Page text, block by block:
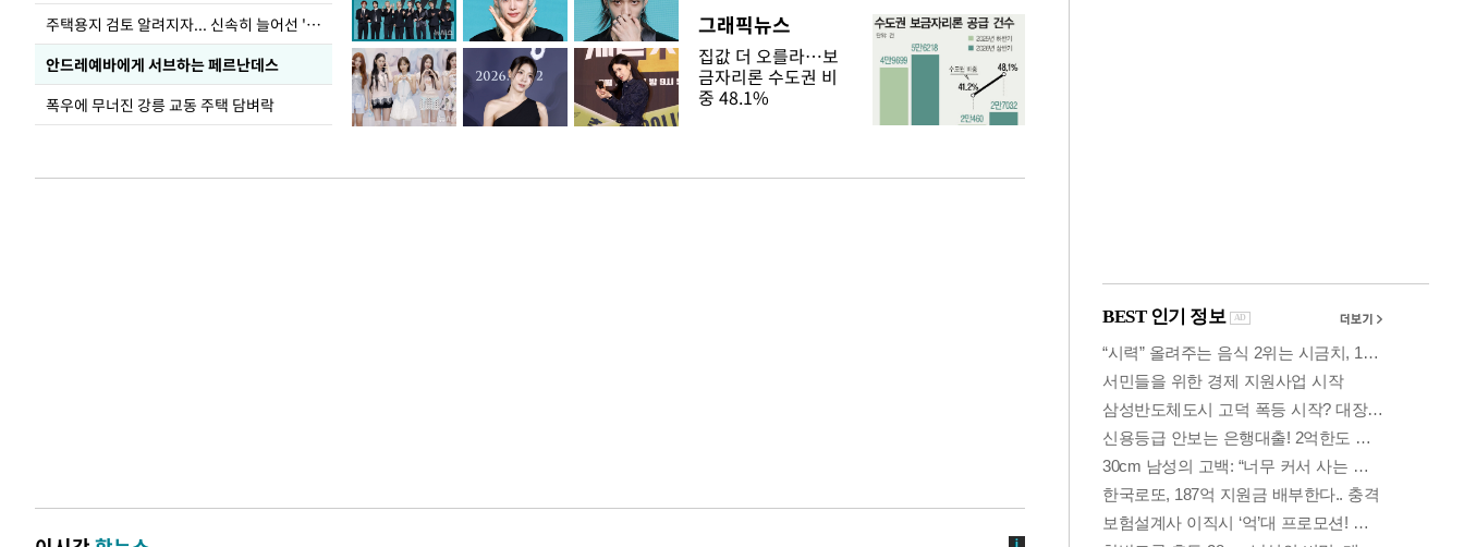
주택용지 검토 알려지자... 신속히 늘어선 '근조화환'
안드레예바에게 서브하는 페르난데스
폭우에 무너진 강릉 교동 주택 담벼락
그래픽뉴스
집값 더 오를라…보
금자리론 수도권 비
중 48.1%